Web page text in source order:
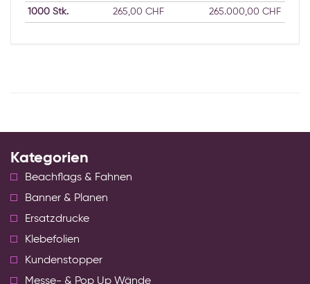
1000 Stk. 265,00 CHF 265.000,00 CHF
Kategorien
Beachflags & Fahnen
Banner & Planen
Ersatzdrucke
Klebefolien
Kundenstopper
Messe- & Pop Up Wände